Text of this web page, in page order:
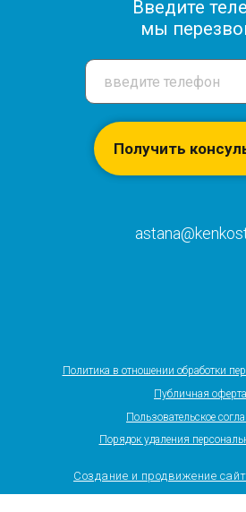
Получить
Введите
мы
Создание и продвижение
Политика в отношении обработки
Пользовательское
Публичная оферта
Порядок удаления